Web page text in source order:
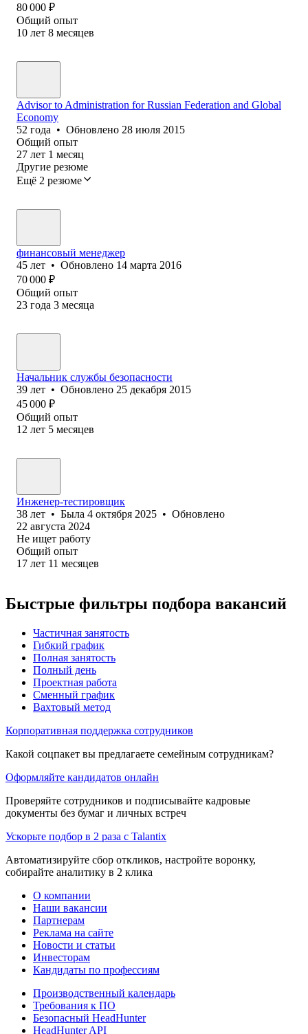
80 000 ₽
Общий опыт
10 лет 8 месяцев
Advisor to Administration for Russian Federation and Global
Economy
52 года • Обновлено 28 июля 2015
Общий опыт
27 лет 1 месяц
Другие резюме
Ещё 2 резюме
финансовый менеджер
45 лет • Обновлено 14 марта 2016
70 000 ₽
Общий опыт
23 года 3 месяца
Начальник службы безопасности
39 лет • Обновлено 25 декабря 2015
45 000 ₽
Общий опыт
12 лет 5 месяцев
Инженер-тестировщик
38 лет • Была 4 октября 2025 • Обновлено
22 августа 2024
Не ищет работу
Общий опыт
17 лет 11 месяцев
Быстрые фильтры подбора вакансий
Частичная занятость
Гибкий график
Полная занятость
Полный день
Проектная работа
Сменный график
Вахтовый метод
Корпоративная поддержка сотрудников
Какой соцпакет вы предлагаете семейным сотрудникам?
Оформляйте кандидатов онлайн
Проверяйте сотрудников и подписывайте кадровые
документы без бумаг и личных встреч
Ускорьте подбор в 2 раза с Talantix
Автоматизируйте сбор откликов, настройте воронку,
собирайте аналитику в 2 клика
О компании
Наши вакансии
Партнерам
Реклама на сайте
Новости и статьи
Инвесторам
Кандидаты по профессиям
Производственный календарь
Требования к ПО
Безопасный HeadHunter
HeadHunter API